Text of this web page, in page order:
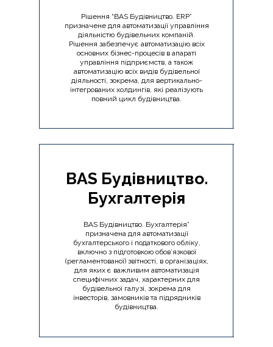
Рішення “BAS Будівництво. ERP”
призначене для автоматизації управління
діяльністю будівельних компаній.
Рішення забезпечує автоматизацію всіх
основних бізнес-процесів в апараті
управління підприємств, а також
автоматизацію всіх видів будівельної
діяльності, зокрема, для вертикально-
інтегрованих холдингів, які реалізують
повний цикл будівництва.
BAS Будівництво.
Бухгалтерія
BAS Будівництво. Бухгалтерія”
призначена для автоматизації
бухгалтерського і податкового обліку,
включно з підготовкою обов’язкової
(регламентованої) звітності, в організаціях,
для яких є важливим автоматизація
специфічних задач, характерних для
будівельної галузі, зокрема для
інвесторів, замовників та підрядників
будівництва.